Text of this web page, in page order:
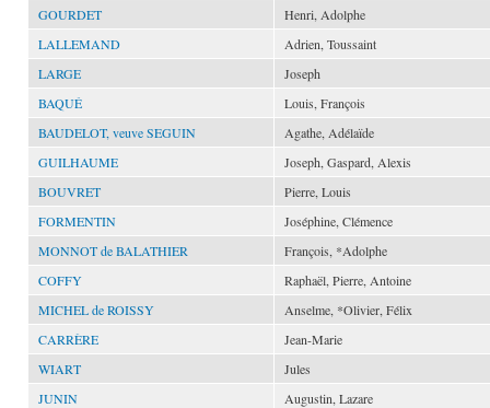
GOURDET
Henri, Adolphe
LALLEMAND
Adrien, Toussaint
LARGE
Joseph
BAQUÉ
Louis, François
BAUDELOT, veuve SEGUIN
Agathe, Adélaïde
GUILHAUME
Joseph, Gaspard, Alexis
BOUVRET
Pierre, Louis
FORMENTIN
Joséphine, Clémence
MONNOT de BALATHIER
François, *Adolphe
COFFY
Raphaël, Pierre, Antoine
MICHEL de ROISSY
Anselme, *Olivier, Félix
CARRÈRE
Jean-Marie
WIART
Jules
JUNIN
Augustin, Lazare